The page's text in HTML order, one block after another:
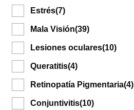
Estrés(7)
Mala Visión(39)
Lesiones oculares(10)
Queratitis(4)
Retinopatía Pigmentaria(4)
Conjuntivitis(10)